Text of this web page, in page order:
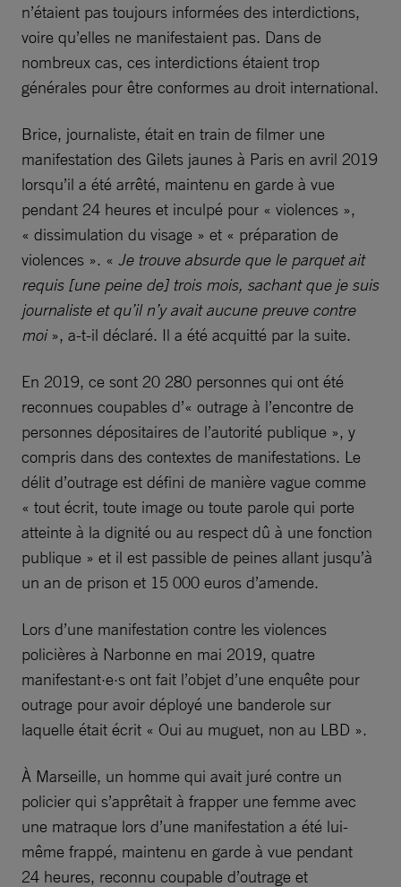
n’étaient pas toujours informées des interdictions,
voire qu’elles ne manifestaient pas. Dans de
nombreux cas, ces interdictions étaient trop
générales pour être conformes au droit international.
Brice, journaliste, était en train de filmer une
manifestation des Gilets jaunes à Paris en avril 2019
lorsqu’il a été arrêté, maintenu en garde à vue
pendant 24 heures et inculpé pour « violences »,
« dissimulation du visage » et « préparation de
violences ». « Je trouve absurde que le parquet ait
requis [une peine de] trois mois, sachant que je suis
journaliste et qu’il n’y avait aucune preuve contre
moi», a-t-il déclaré. Il a été acquitté par la suite.
En 2019, ce sont 20 280 personnes qui ont été
reconnues coupables d’« outrage à l’encontre de
personnes dépositaires de l’autorité publique », y
compris dans des contextes de manifestations. Le
délit d’outrage est défini de manière vague comme
« tout écrit, toute image ou toute parole qui porte
atteinte à la dignité ou au respect dû à une fonction
publique » et il est passible de peines allant jusqu’à
un an de prison et 15 000 euros d’amende.
Lors d’une manifestation contre les violences
policières à Narbonne en mai 2019, quatre
manifestant·e·s ont fait l’objet d’une enquête pour
outrage pour avoir déployé une banderole sur
laquelle était écrit « Oui au muguet, non au LBD ».
À Marseille, un homme qui avait juré contre un
policier qui s’apprêtait à frapper une femme avec
une matraque lors d’une manifestation a été lui-
même frappé, maintenu en garde à vue pendant
24 heures, reconnu coupable d’outrage et